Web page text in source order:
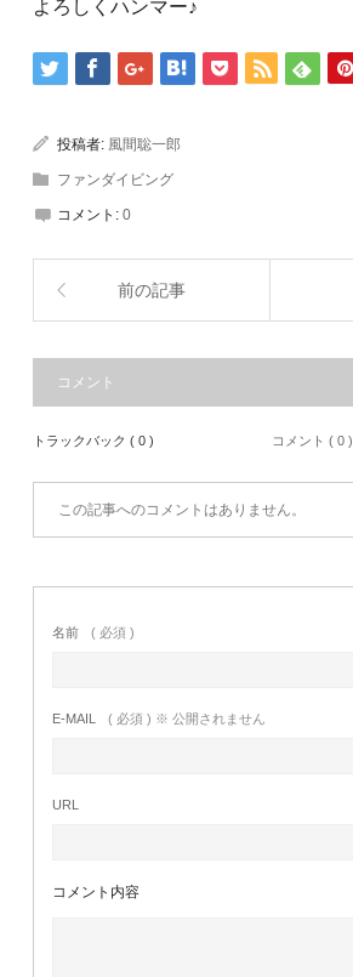
よろしくハンマー♪
投稿者: 風間聡一郎
ファンダイビング
コメント:0
前の記事
コメント
トラックバック ( 0 ) コメント ( 0 )
この記事へのコメントはありません。
名前 ( 必須 )
E-MAIL ( 必須 ) ※ 公開されません
URL
コメント内容